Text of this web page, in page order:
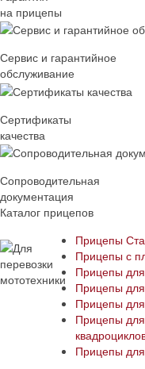
на прицепы
Сервис и гарантийное
обслуживание
Сертификаты
качества
Сопроводительная
документация
Каталог прицепов
Прицепы
Прицепы с
Прицепы для
Прицепы для
Прицепы
Прицепы для
Прицепы для